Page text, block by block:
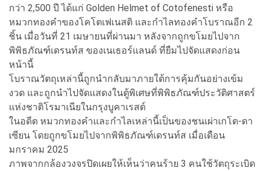
กว่า 2,500 ปี ได้แก่ Golden Helmet of Cotofenesti หรือ
หมวกทองคำของโคโตเฟเนสติ และกำไลทองคำโบราณอีก 2
ชิ้น เมื่อวันที่ 21 เมษายนที่ผ่านมา หลังจากถูกขโมยไปจาก
พิพิธภัณฑ์เดรนท์ส ของเนเธอร์แลนด์ ที่ยืมไปจัดแสดงก่อน
หน้านี้
โบราณวัตถุเหล่านี้ถูกนำกลับมาภายใต้การคุ้มกันอย่างเข้ม
งวด และถูกนำไปจัดแสดงในตู้พิเศษที่พิพิธภัณฑ์ประวัติศาสตร์
แห่งชาติโรมาเนียในกรุงบูคาเรสต์
ในอดีต หมวกทองคำและกำไลเหล่านี้เป็นของชนเผ่าเกโต-ดา
เซียน โดยถูกขโมยไปจากพิพิธภัณฑ์เดรนท์ส เมื่อเดือน
มกราคม 2025
ภาพจากกล้องวงจรปิดเผยให้เห็นว่าคนร้าย 3 คนใช้วัตถุระเบิด